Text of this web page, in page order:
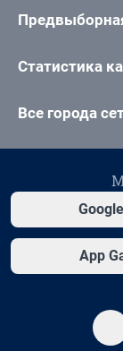
Статистика
Все города
App